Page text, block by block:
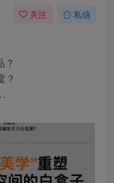
关注 私信
？
？